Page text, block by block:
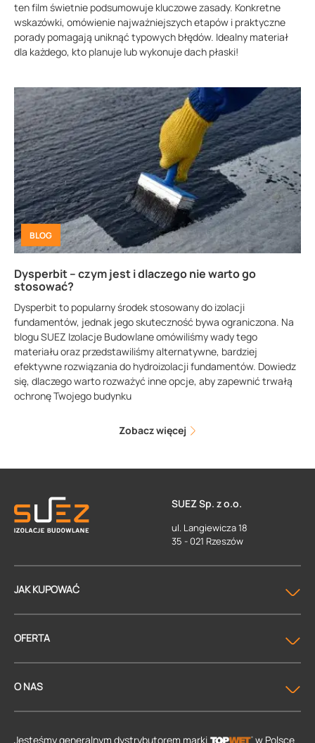
ten film świetnie podsumowuje kluczowe zasady. Konkretne
wskazówki, omówienie najważniejszych etapów i praktyczne
porady pomagają uniknąć typowych błędów. Idealny materiał
dla każdego, kto planuje lub wykonuje dach płaski!
BLOG
Dysperbit – czym jest i dlaczego nie warto go
stosować?
Dysperbit to popularny środek stosowany do izolacji
fundamentów, jednak jego skuteczność bywa ograniczona. Na
blogu SUEZ Izolacje Budowlane omówiliśmy wady tego
materiału oraz przedstawiliśmy alternatywne, bardziej
efektywne rozwiązania do hydroizolacji fundamentów. Dowiedz
się, dlaczego warto rozważyć inne opcje, aby zapewnić trwałą
ochronę Twojego budynku
Zobacz więcej
SUEZ Sp. z o.o.
ul. Langiewicza 18
35 - 021 Rzeszów
JAK KUPOWAĆ
OFERTA
O NAS
Jesteśmy generalnym dystrybutorem marki w Polsce